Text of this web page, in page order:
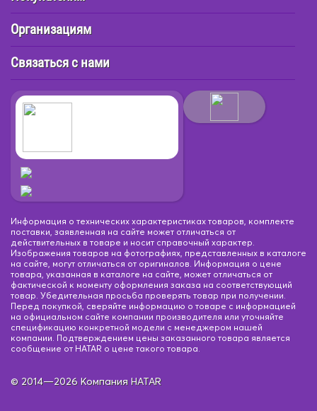
Организациям
Связаться с нами
Информация о технических характеристиках товаров, комплекте
поставки, заявленная на сайте может отличаться от
действительных в товаре и носит справочный характер.
Изображения товаров на фотографиях, представленных в каталоге
на сайте, могут отличаться от оригиналов. Информация о цене
товара, указанная в каталоге на сайте, может отличаться от
фактической к моменту оформления заказа на соответствующий
товар. Убедительная просьба проверять товар при получении.
Перед покупкой, сверяйте информацию о товаре с информацией
на официальном сайте компании производителя или уточняйте
спецификацию конкретной модели с менеджером нашей
компании. Подтверждением цены заказанного товара является
сообщение от HATAR о цене такого товара.
© 2014—2026 Компания HATAR